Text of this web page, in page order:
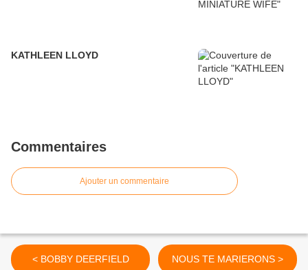
KATHLEEN LLOYD
Commentaires
Ajouter un commentaire
< BOBBY DEERFIELD NOUS TE MARIERONS >